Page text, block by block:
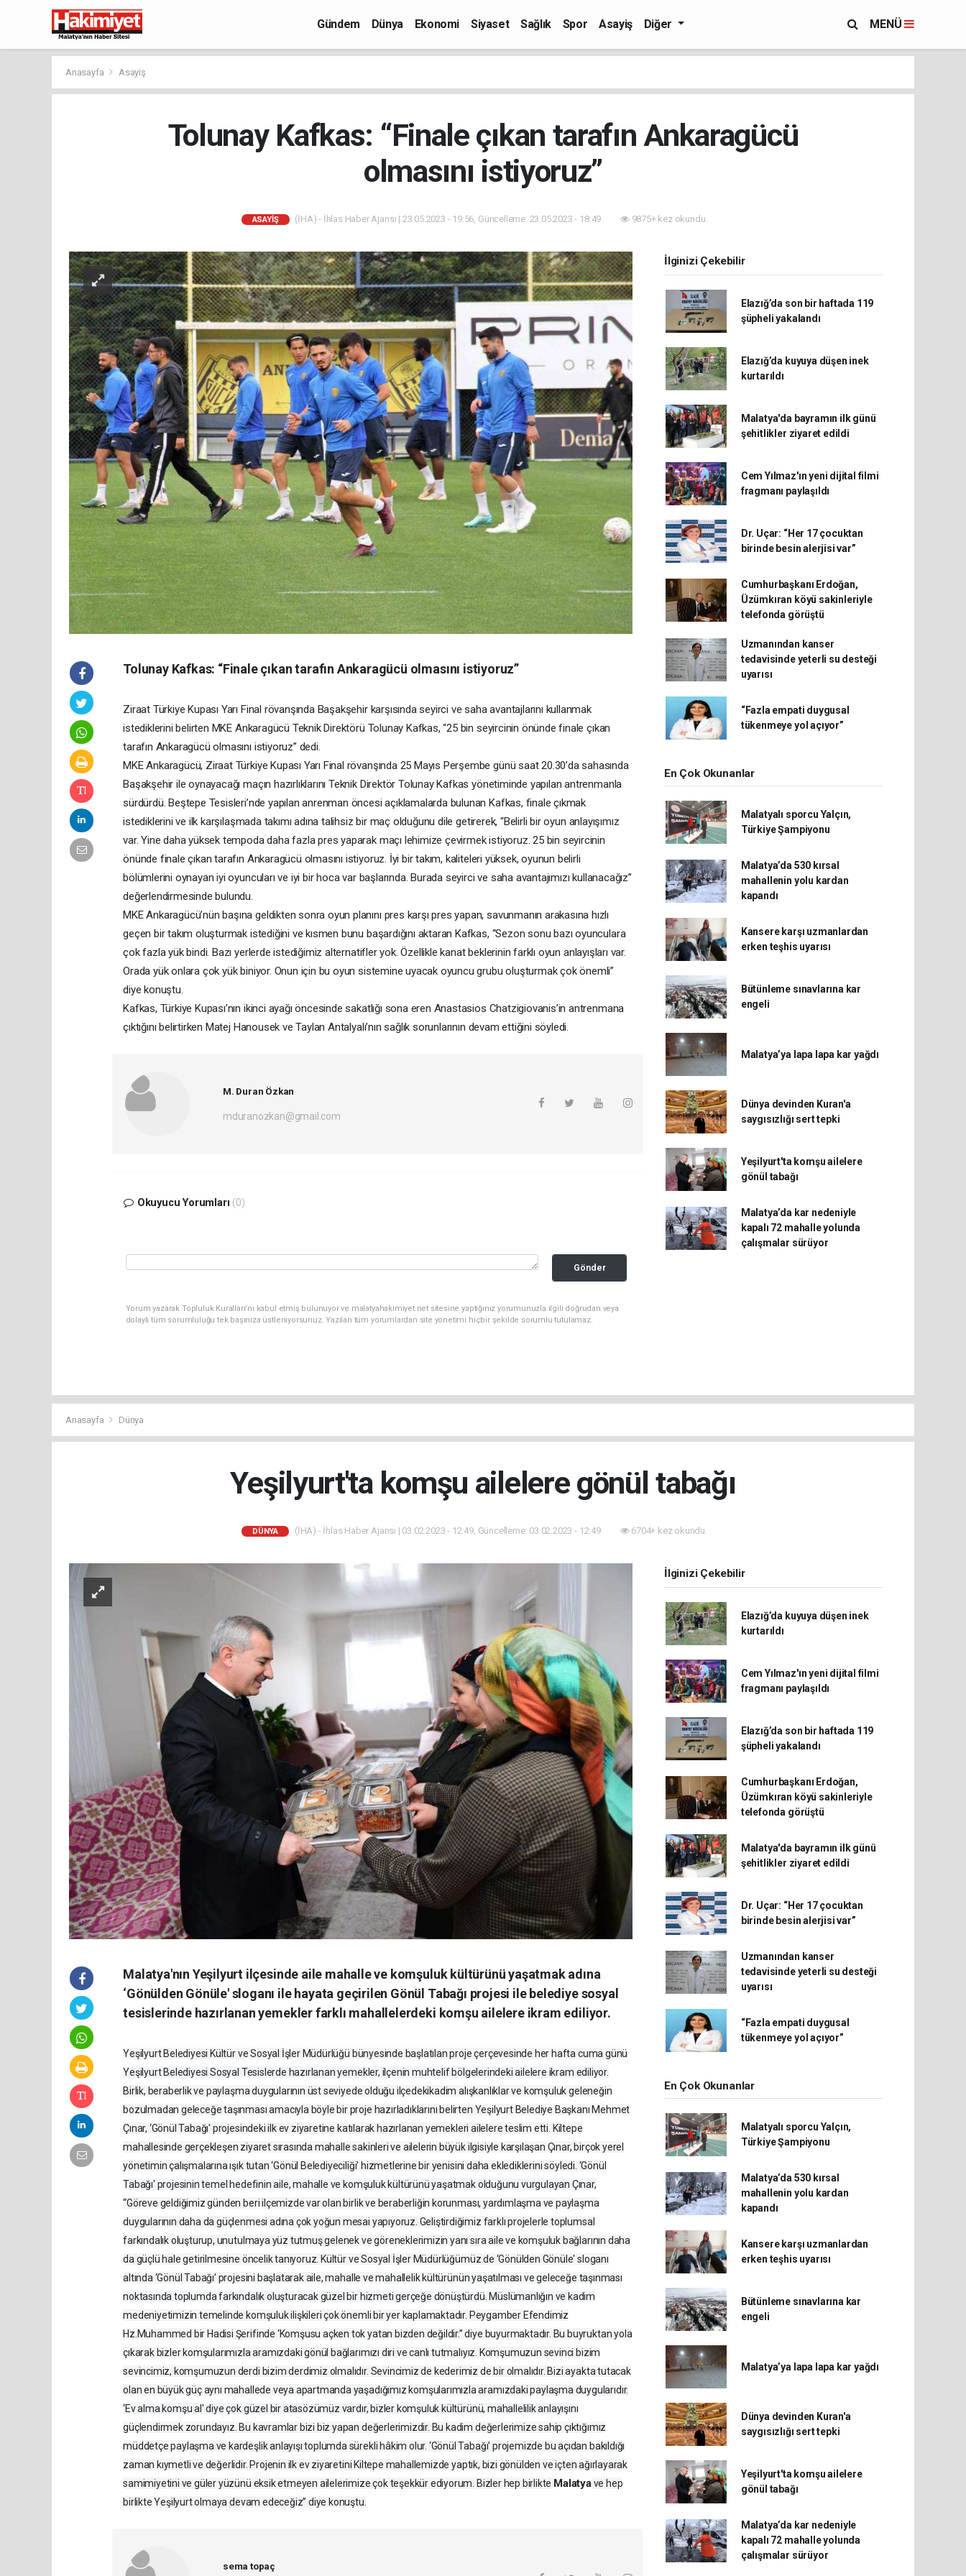
Gündem Dünya Ekonomi Siyaset Sağlık Spor Asayiş Diğer MENÜ
Anasayfa Asayiş
Tolunay Kafkas: “Finale çıkan tarafın Ankaragücü
olmasını istiyoruz”
ASAYIŞ (İHA) - İhlas Haber Ajansı | 23.05.2023 - 19:56, Güncelleme: 23.05.2023 - 18:49 9875+ kez okundu.
Tolunay Kafkas: “Finale çıkan tarafın Ankaragücü olmasını istiyoruz”
Ziraat Türkiye Kupası Yarı Final rövanşında Başakşehir karşısında seyirci ve saha avantajlarını kullanmak
istediklerini belirten MKE Ankaragücü Teknik Direktörü Tolunay Kafkas, “25 bin seyircinin önünde finale çıkan
tarafın Ankaragücü olmasını istiyoruz” dedi.
MKE Ankaragücü, Ziraat Türkiye Kupası Yarı Final rövanşında 25 Mayıs Perşembe günü saat 20.30’da sahasında
Başakşehir ile oynayacağı maçın hazırlıklarını Teknik Direktör Tolunay Kafkas yönetiminde yapılan antrenmanla
sürdürdü. Beştepe Tesisleri’nde yapılan anrenman öncesi açıklamalarda bulunan Kafkas, finale çıkmak
istediklerini ve ilk karşılaşmada takımı adına talihsiz bir maç olduğunu dile getirerek, “Belirli bir oyun anlayışımız
var. Yine daha yüksek tempoda daha fazla pres yaparak maçı lehimize çevirmek istiyoruz. 25 bin seyircinin
önünde finale çıkan tarafın Ankaragücü olmasını istiyoruz. İyi bir takım, kaliteleri yüksek, oyunun belirli
bölümlerini oynayan iyi oyuncuları ve iyi bir hoca var başlarında. Burada seyirci ve saha avantajımızı kullanacağız”
değerlendirmesinde bulundu.
MKE Ankaragücü’nün başına geldikten sonra oyun planını pres karşı pres yapan, savunmanın arakasına hızlı
geçen bir takım oluşturmak istediğini ve kısmen bunu başardığını aktaran Kafkas, “Sezon sonu bazı oyunculara
çok fazla yük bindi. Bazı yerlerde istediğimiz alternatifler yok. Özellikle kanat beklerinin farklı oyun anlayışları var.
Orada yük onlara çok yük biniyor. Onun için bu oyun sistemine uyacak oyuncu grubu oluşturmak çok önemli”
diye konuştu.
Kafkas, Türkiye Kupası’nın ikinci ayağı öncesinde sakatlığı sona eren Anastasios Chatzigiovanis’in antrenmana
çıktığını belirtirken Matej Hanousek ve Taylan Antalyalı’nın sağlık sorunlarının devam ettiğini söyledi.
M. Duran Özkan
mduranozkan@gmail.com
Okuyucu Yorumları (0)
Gönder
Yorum yazarak Topluluk Kuralları’nı kabul etmiş bulunuyor ve malatyahakimiyet.net sitesine yaptığınız yorumunuzla ilgili doğrudan veya
dolaylı tüm sorumluluğu tek başınıza üstleniyorsunuz. Yazılan tüm yorumlardan site yönetimi hiçbir şekilde sorumlu tutulamaz.
İlginizi Çekebilir
Elazığ’da son bir haftada 119
şüpheli yakalandı
Elazığ’da kuyuya düşen inek
kurtarıldı
Malatya'da bayramın ilk günü
şehitlikler ziyaret edildi
Cem Yılmaz'ın yeni dijital filmi
fragmanı paylaşıldı
Dr. Uçar: “Her 17 çocuktan
birinde besin alerjisi var”
Cumhurbaşkanı Erdoğan,
Üzümkıran köyü sakinleriyle
telefonda görüştü
Uzmanından kanser
tedavisinde yeterli su desteği
uyarısı
“Fazla empati duygusal
tükenmeye yol açıyor”
En Çok Okunanlar
Malatyalı sporcu Yalçın,
Türkiye Şampiyonu
Malatya’da 530 kırsal
mahallenin yolu kardan
kapandı
Kansere karşı uzmanlardan
erken teşhis uyarısı
Bütünleme sınavlarına kar
engeli
Malatya’ya lapa lapa kar yağdı
Dünya devinden Kuran'a
saygısızlığı sert tepki
Yeşilyurt'ta komşu ailelere
gönül tabağı
Malatya’da kar nedeniyle
kapalı 72 mahalle yolunda
çalışmalar sürüyor
Anasayfa Dünya
Yeşilyurt'ta komşu ailelere gönül tabağı
DÜNYA (İHA) - İhlas Haber Ajansı | 03.02.2023 - 12:49, Güncelleme: 03.02.2023 - 12:49 6704+ kez okundu.
Malatya'nın Yeşilyurt ilçesinde aile mahalle ve komşuluk kültürünü yaşatmak adına
‘Gönülden Gönüle' sloganı ile hayata geçirilen Gönül Tabağı projesi ile belediye sosyal
tesislerinde hazırlanan yemekler farklı mahallelerdeki komşu ailelere ikram ediliyor.
Yeşilyurt Belediyesi Kültür ve Sosyal İşler Müdürlüğü bünyesinde başlatılan proje çerçevesinde her hafta cuma günü
Yeşilyurt Belediyesi Sosyal Tesislerde hazırlanan yemekler, ilçenin muhtelif bölgelerindeki ailelere ikram ediliyor.
Birlik, beraberlik ve paylaşma duygularının üst seviyede olduğu ilçedekikadim alışkanlıklar ve komşuluk geleneğin
bozulmadan geleceğe taşınması amacıyla böyle bir proje hazırladıklarını belirten Yeşilyurt Belediye Başkanı Mehmet
Çınar, ‘Gönül Tabağı' projesindeki ilk ev ziyaretine katılarak hazırlanan yemekleri ailelere teslim etti. Kiltepe
mahallesinde gerçekleşen ziyaret sırasında mahalle sakinleri ve ailelerin büyük ilgisiyle karşılaşan Çınar, birçok yerel
yönetimin çalışmalarına ışık tutan ‘Gönül Belediyeciliği' hizmetlerine bir yenisini daha eklediklerini söyledi. ‘Gönül
Tabağı' projesinin temel hedefinin aile, mahalle ve komşuluk kültürünü yaşatmak olduğunu vurgulayan Çınar,
“Göreve geldiğimiz günden beri ilçemizde var olan birlik ve beraberliğin korunması, yardımlaşma ve paylaşma
duygularının daha da güçlenmesi adına çok yoğun mesai yapıyoruz. Geliştirdiğimiz farklı projelerle toplumsal
farkındalık oluşturup, unutulmaya yüz tutmuş gelenek ve göreneklerimizin yanı sıra aile ve komşuluk bağlarının daha
da güçlü hale getirilmesine öncelik tanıyoruz. Kültür ve Sosyal İşler Müdürlüğümüz de ‘Gönülden Gönüle' sloganı
altında ‘Gönül Tabağı' projesini başlatarak aile, mahalle ve mahallelik kültürünün yaşatılması ve geleceğe taşınması
noktasında toplumda farkındalık oluşturacak güzel bir hizmeti gerçeğe dönüştürdü. Müslümanlığın ve kadim
medeniyetimizin temelinde komşuluk ilişkileri çok önemli bir yer kaplamaktadır. Peygamber Efendimiz
Hz.Muhammed bir Hadisi Şerifinde ‘Komşusu açken tok yatan bizden değildir.” diye buyurmaktadır. Bu buyruktan yola
çıkarak bizler komşularımızla aramızdaki gönül bağlarımızı diri ve canlı tutmalıyız. Komşumuzun sevinci bizim
sevincimiz, komşumuzun derdi bizim derdimiz olmalıdır. Sevincimiz de kederimiz de bir olmalıdır. Bizi ayakta tutacak
olan en büyük güç aynı mahallede veya apartmanda yaşadığımız komşularımızla aramızdaki paylaşma duygularıdır.
‘Ev alma komşu al' diye çok güzel bir atasözümüz vardır, bizler komşuluk kültürünü, mahallelilik anlayışını
güçlendirmek zorundayız. Bu kavramlar bizi biz yapan değerlerimizdir. Bu kadim değerlerimize sahip çıktığımız
müddetçe paylaşma ve kardeşlik anlayışı toplumda sürekli hâkim olur. ‘Gönül Tabağı' projemizde bu açıdan bakıldığı
zaman kıymetli ve değerlidir. Projenin ilk ev ziyaretini Kiltepe mahallemizde yaptık, bizi gönülden ve içten ağırlayarak
samimiyetini ve güler yüzünü eksik etmeyen ailelerimize çok teşekkür ediyorum. Bizler hep birlikte Malatyave hep
birlikte Yeşilyurt olmaya devam edeceğiz” diye konuştu.
sema topaç
İlginizi Çekebilir
Elazığ’da kuyuya düşen inek
kurtarıldı
Cem Yılmaz'ın yeni dijital filmi
fragmanı paylaşıldı
Elazığ’da son bir haftada 119
şüpheli yakalandı
Cumhurbaşkanı Erdoğan,
Üzümkıran köyü sakinleriyle
telefonda görüştü
Malatya'da bayramın ilk günü
şehitlikler ziyaret edildi
Dr. Uçar: “Her 17 çocuktan
birinde besin alerjisi var”
Uzmanından kanser
tedavisinde yeterli su desteği
uyarısı
“Fazla empati duygusal
tükenmeye yol açıyor”
En Çok Okunanlar
Malatyalı sporcu Yalçın,
Türkiye Şampiyonu
Malatya’da 530 kırsal
mahallenin yolu kardan
kapandı
Kansere karşı uzmanlardan
erken teşhis uyarısı
Bütünleme sınavlarına kar
engeli
Malatya’ya lapa lapa kar yağdı
Dünya devinden Kuran'a
saygısızlığı sert tepki
Yeşilyurt'ta komşu ailelere
gönül tabağı
Malatya’da kar nedeniyle
kapalı 72 mahalle yolunda
çalışmalar sürüyor